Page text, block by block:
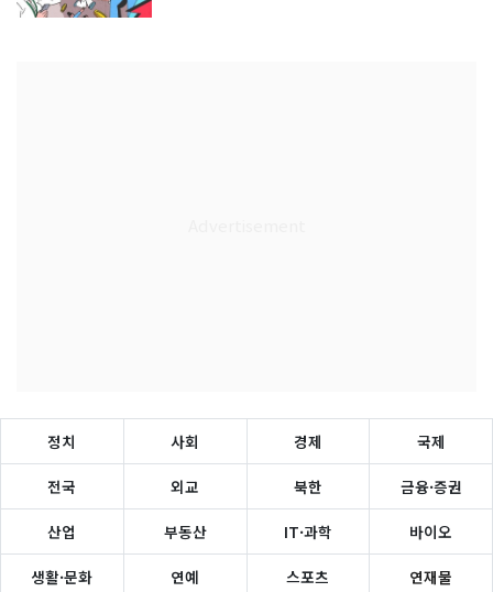
정치 사회 경제 국제
전국 외교 북한 금융·증권
산업 부동산 IT·과학 바이오
생활·문화 연예 스포츠 연재물